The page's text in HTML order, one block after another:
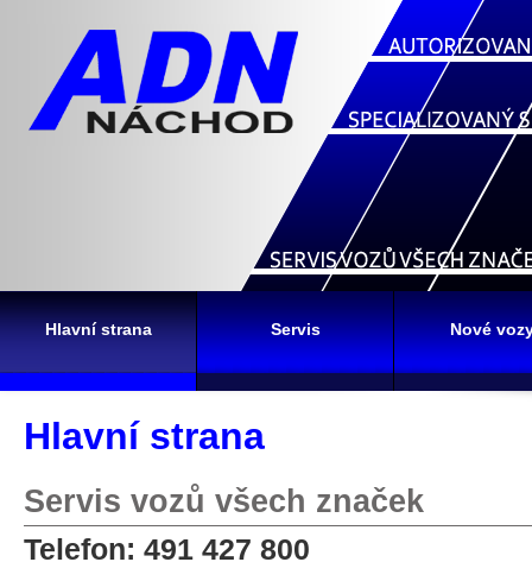
Hlavní strana Servis Nové
Hlavní strana
Servis vozů všech značek
Telefon: 491 427 800